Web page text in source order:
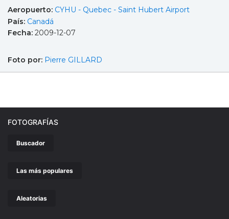
Aeropuerto: CYHU - Quebec - Saint Hubert Airport
País: Canadá
Fecha: 2009-12-07
Foto por: Pierre GILLARD
FOTOGRAFÍAS
Buscador
Las más populares
Aleatorias